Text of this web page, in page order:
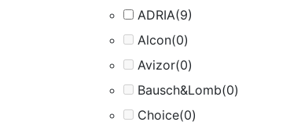
ADRIA(9)
Alcon(0)
Avizor(0)
Bausch&Lomb(0)
Choice(0)